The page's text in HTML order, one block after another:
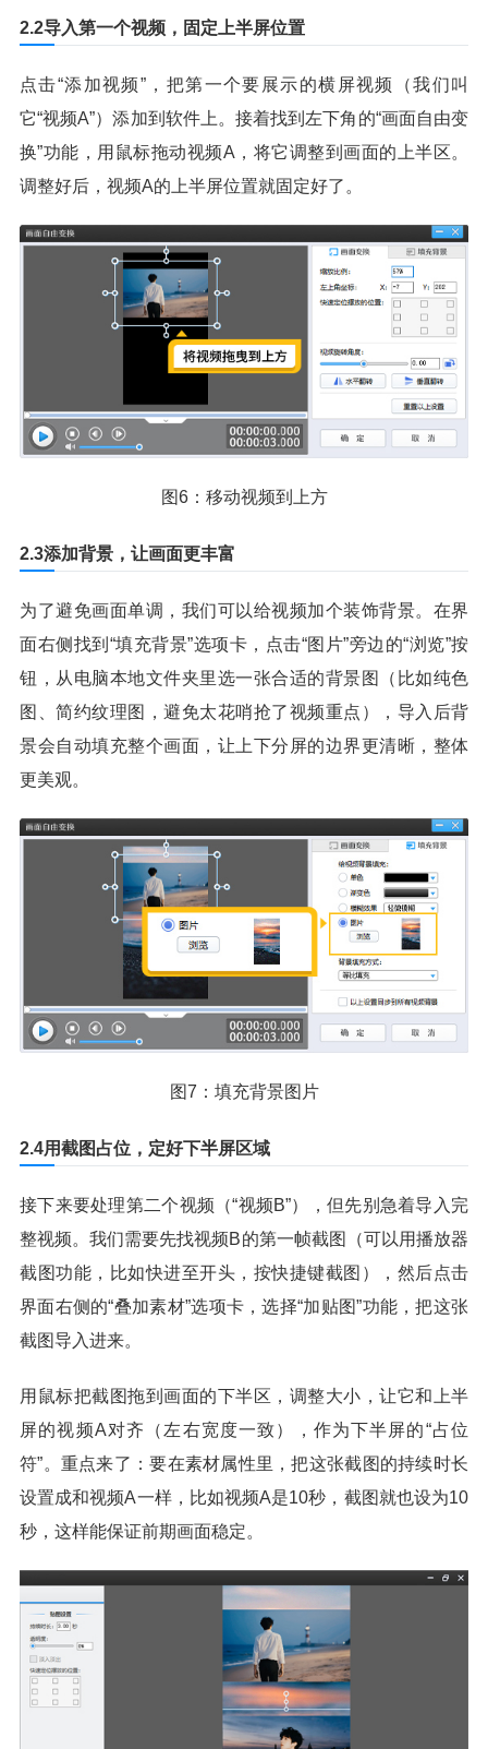
2.2导入第一个视频，固定上半屏位置
点击“添加视频”，把第一个要展示的横屏视频（我们叫
它“视频A”）添加到软件上。接着找到左下角的“画面自由变
换”功能，用鼠标拖动视频A，将它调整到画面的上半区。
调整好后，视频A的上半屏位置就固定好了。
图6：移动视频到上方
2.3添加背景，让画面更丰富
为了避免画面单调，我们可以给视频加个装饰背景。在界
面右侧找到“填充背景”选项卡，点击“图片”旁边的“浏览”按
钮，从电脑本地文件夹里选一张合适的背景图（比如纯色
图、简约纹理图，避免太花哨抢了视频重点），导入后背
景会自动填充整个画面，让上下分屏的边界更清晰，整体
更美观。
图7：填充背景图片
2.4用截图占位，定好下半屏区域
接下来要处理第二个视频（“视频B”），但先别急着导入完
整视频。我们需要先找视频B的第一帧截图（可以用播放器
截图功能，比如快进至开头，按快捷键截图），然后点击
界面右侧的“叠加素材”选项卡，选择“加贴图”功能，把这张
截图导入进来。
用鼠标把截图拖到画面的下半区，调整大小，让它和上半
屏的视频A对齐（左右宽度一致），作为下半屏的“占位
符”。重点来了：要在素材属性里，把这张截图的持续时长
设置成和视频A一样，比如视频A是10秒，截图就也设为10
秒，这样能保证前期画面稳定。